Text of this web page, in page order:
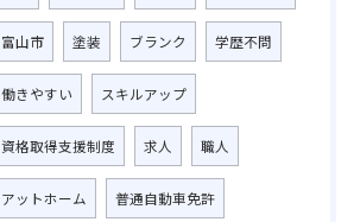
富山市 塗装 ブランク 学歴不問
働きやすい スキルアップ
資格取得支援制度 求人 職人
アットホーム 普通自動車免許